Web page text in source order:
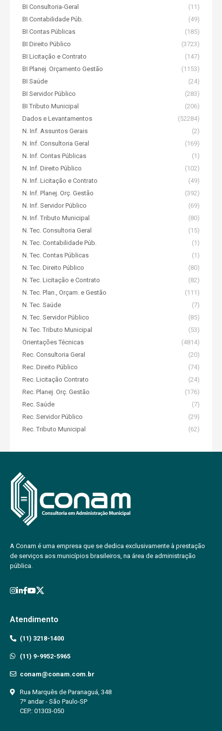
BI Consultoria-Geral
(11)
BI Contabilidade Púb.
(49)
BI Contas Públicas
(185)
BI Direito Público
(3723)
BI Licitação e Contrato
(147)
BI Planej. Orçamento Gestão
(1153)
BI Saúde
(24)
BI Servidor Público
(283)
BI Tributo Municipal
(206)
Dados e Levantamentos
(52284)
N. Inf. Assuntos Gerais
(2)
N. Inf. Consultoria Geral
(169)
N. Inf. Contas Públicas
(1)
N. Inf. Direito Público
(102)
N. Inf. Licitação e Contrato
(49)
N. Inf. Planej. Orç. Gestão
(392)
N. Inf. Servidor Público
(69)
N. Inf. Tributo Municipal
(80)
N. Tec. Consultoria Geral
(15)
N. Tec. Contabilidade Púb.
(1)
N. Tec. Contas Públicas
(1)
N. Tec. Direito Público
(80)
N. Tec. Licitação e Contrato
(82)
N. Tec. Plan., Orçam. e Gestão
(111)
N. Tec. Saúde
(7)
N. Tec. Servidor Público
(85)
N. Tec. Tributo Municipal
(53)
Orientações Técnicas
(4814)
Rec. Consultoria Geral
(20)
Rec. Direito Público
(74)
Rec. Licitação Contrato
(24)
Rec. Planej. Orç. Gestão
(176)
Rec. Saúde
(7)
Rec. Servidor Público
(29)
Rec. Tributo Municipal
(62)
A Conam é uma empresa que se dedica exclusivamente à prestação
de serviços aos municípios brasileiros, na área de administração
pública.
Atendimento
(11) 3218-1400
(11) 9-9952-5965
conam@conam.com.br
Rua Marquês de Paranaguá, 348
7º andar - São Paulo-SP
CEP.: 01303-050